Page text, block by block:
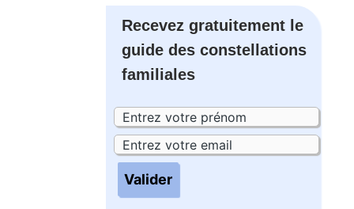
Recevez gratuitement le
guide des constellations
familiales